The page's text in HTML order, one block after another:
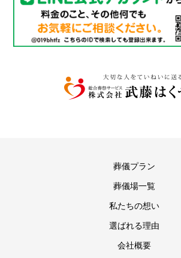
葬儀プラン
葬儀場一覧
私たちの想い
選ばれる理由
会社概要